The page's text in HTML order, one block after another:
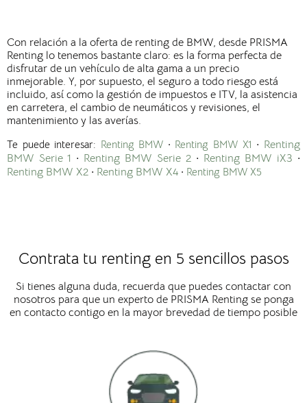
Con relación a la oferta de renting de BMW, desde PRISMA
Renting lo tenemos bastante claro: es la forma perfecta de
disfrutar de un vehículo de alta gama a un precio
inmejorable. Y, por supuesto, el seguro a todo riesgo está
incluido, así como la gestión de impuestos e ITV, la asistencia
en carretera, el cambio de neumáticos y revisiones, el
mantenimiento y las averías.
Te puede interesar: Renting BMW · Renting BMW X1 · Renting
BMW Serie 1 · Renting BMW Serie 2 · Renting BMW iX3 ·
Renting BMW X2 · Renting BMW X4 · Renting BMW X5
Contrata tu renting en 5 sencillos pasos
Si tienes alguna duda, recuerda que puedes contactar con
nosotros para que un experto de PRISMA Renting se ponga
en contacto contigo en la mayor brevedad de tiempo posible